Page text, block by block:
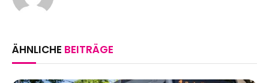
ÄHNLICHE BEITRÄGE